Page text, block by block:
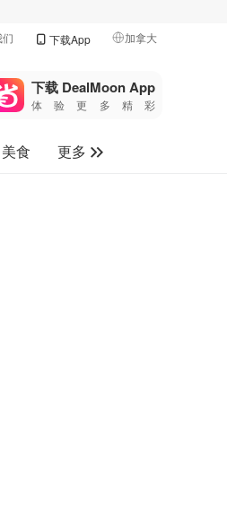
下载App 加拿大
🇺🇸
美国
🇨🇳中国
🇨🇦加拿大
下载 DealMoon App
体验更多精彩
美食
更多